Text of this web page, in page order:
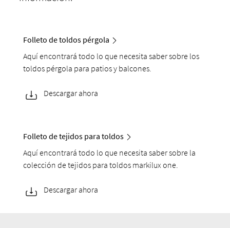
Folleto de toldos pérgola
Aquí encontrará todo lo que necesita saber sobre los
toldos pérgola para patios y balcones.
Descargar ahora
Folleto de tejidos para toldos
Aquí encontrará todo lo que necesita saber sobre la
colección de tejidos para toldos markilux one.
Descargar ahora